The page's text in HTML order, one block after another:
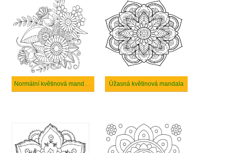
Normální květinová mandala Úžasná květinová mandala